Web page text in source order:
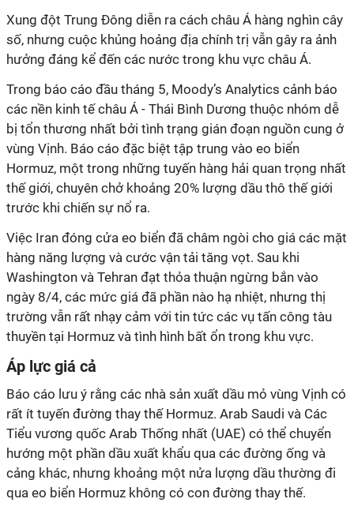
Xung đột Trung Đông diễn ra cách châu Á hàng nghìn cây
số, nhưng cuộc khủng hoảng địa chính trị vẫn gây ra ảnh
hưởng đáng kể đến các nước trong khu vực châu Á.
Trong báo cáo đầu tháng 5, Moody’s Analytics cảnh báo
các nền kinh tế châu Á - Thái Bình Dương thuộc nhóm dễ
bị tổn thương nhất bởi tình trạng gián đoạn nguồn cung ở
vùng Vịnh. Báo cáo đặc biệt tập trung vào eo biển
Hormuz, một trong những tuyến hàng hải quan trọng nhất
thế giới, chuyên chở khoảng 20% lượng dầu thô thế giới
trước khi chiến sự nổ ra.
Việc Iran đóng cửa eo biển đã châm ngòi cho giá các mặt
hàng năng lượng và cước vận tải tăng vọt. Sau khi
Washington và Tehran đạt thỏa thuận ngừng bắn vào
ngày 8/4, các mức giá đã phần nào hạ nhiệt, nhưng thị
trường vẫn rất nhạy cảm với tin tức các vụ tấn công tàu
thuyền tại Hormuz và tình hình bất ổn trong khu vực.
Áp lực giá cả
Báo cáo lưu ý rằng các nhà sản xuất dầu mỏ vùng Vịnh có
rất ít tuyến đường thay thế Hormuz. Arab Saudi và Các
Tiểu vương quốc Arab Thống nhất (UAE) có thể chuyển
hướng một phần dầu xuất khẩu qua các đường ống và
cảng khác, nhưng khoảng một nửa lượng dầu thường đi
qua eo biển Hormuz không có con đường thay thế.